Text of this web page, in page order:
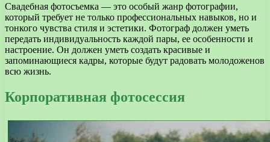
Свадебная фотосъемка — это особый жанр фотографии,
который требует не только профессиональных навыков, но и
тонкого чувства стиля и эстетики. Фотограф должен уметь
передать индивидуальность каждой пары, ее особенности и
настроение. Он должен уметь создать красивые и
запоминающиеся кадры, которые будут радовать молодоженов
всю жизнь.
Корпоративная фотосессия